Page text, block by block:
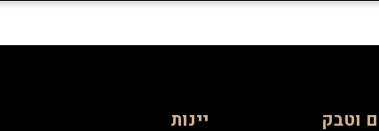
וטבק יינות